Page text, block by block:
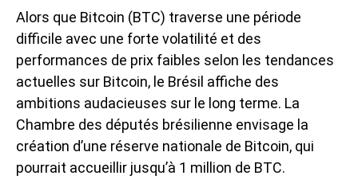
Alors que Bitcoin (BTC) traverse une période
difficile avec une forte volatilité et des
performances de prix faibles selon les tendances
actuelles sur Bitcoin, le Brésil affiche des
ambitions audacieuses sur le long terme. La
Chambre des députés brésilienne envisage la
création d’une réserve nationale de Bitcoin, qui
pourrait accueillir jusqu’à 1 million de BTC.